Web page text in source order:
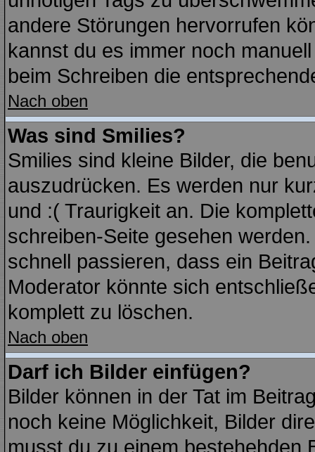
andere Störungen hervorrufen
kannst du es immer noch
beim Schreiben die
Nach oben
Was sind Smilies?
Smilies sind kleine Bilder, die
auszudrücken. Es werden nur
und :( Traurigkeit an. Die
schreiben-Seite gesehen
schnell passieren, dass ein
Moderator könnte sich
komplett zu löschen.
Nach oben
Darf ich Bilder einfügen?
Bilder können in der Tat im
noch keine Möglichkeit, Bilder
musst du zu einem bestehehden